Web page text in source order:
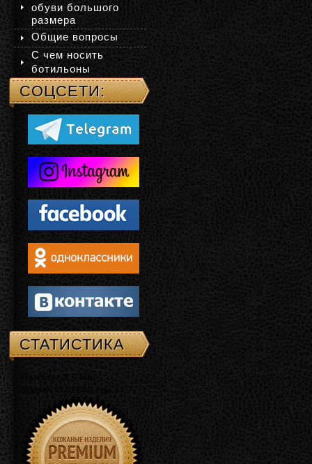
обуви большого
размера
Общие вопросы
С чем носить
ботильоны
СОЦСЕТИ:
СТАТИСТИКА
Память: 3.5 Mb
Время: 0.02848 сек.